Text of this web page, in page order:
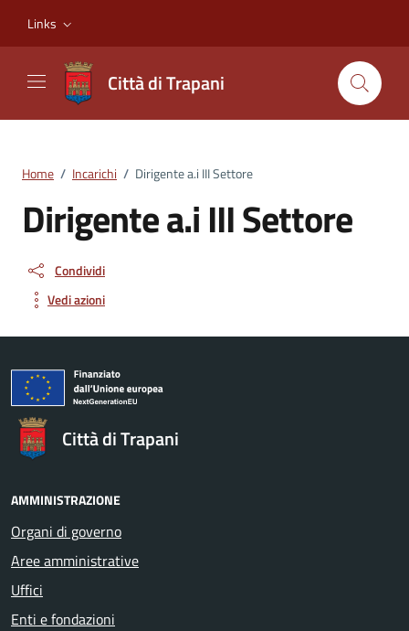
Links
Città di Trapani
Home / Incarichi / Dirigente a.i III Settore
Dirigente a.i III Settore
Condividi
Vedi azioni
Città di Trapani
AMMINISTRAZIONE
Organi di governo
Aree amministrative
Uffici
Enti e fondazioni